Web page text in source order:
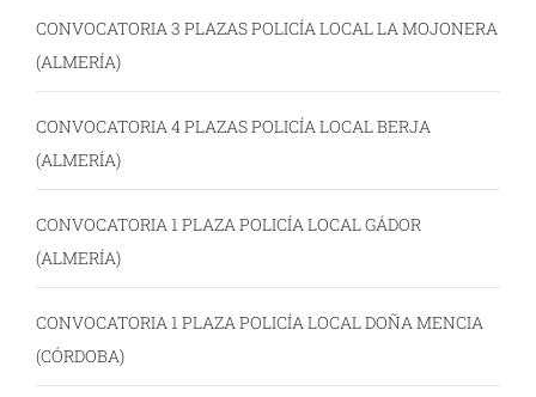
CONVOCATORIA 3 PLAZAS POLICÍA LOCAL LA MOJONERA
(ALMERÍA)
CONVOCATORIA 4 PLAZAS POLICÍA LOCAL BERJA
(ALMERÍA)
CONVOCATORIA 1 PLAZA POLICÍA LOCAL GÁDOR
(ALMERÍA)
CONVOCATORIA 1 PLAZA POLICÍA LOCAL DOÑA MENCIA
(CÓRDOBA)